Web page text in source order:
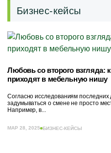
Бизнес-кейсы
Любовь со второго взгляда:
приходят в мебельную нишу
Согласно исследованиям последних
задумываться о смене не просто
Например, в...
МАР 28, 2025 БИЗНЕС-КЕЙСЫ